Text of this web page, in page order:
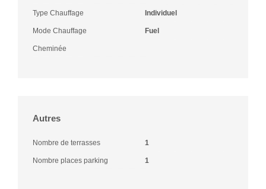
Type Chauffage Individuel
Mode Chauffage Fuel
Cheminée
Autres
Nombre de terrasses 1
Nombre places parking 1